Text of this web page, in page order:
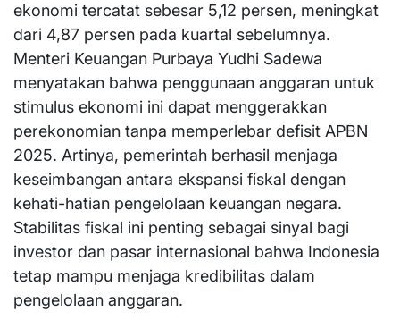
ekonomi tercatat sebesar 5,12 persen, meningkat
dari 4,87 persen pada kuartal sebelumnya.
Menteri Keuangan Purbaya Yudhi Sadewa
menyatakan bahwa penggunaan anggaran untuk
stimulus ekonomi ini dapat menggerakkan
perekonomian tanpa memperlebar defisit APBN
2025. Artinya, pemerintah berhasil menjaga
keseimbangan antara ekspansi fiskal dengan
kehati-hatian pengelolaan keuangan negara.
Stabilitas fiskal ini penting sebagai sinyal bagi
investor dan pasar internasional bahwa Indonesia
tetap mampu menjaga kredibilitas dalam
pengelolaan anggaran.